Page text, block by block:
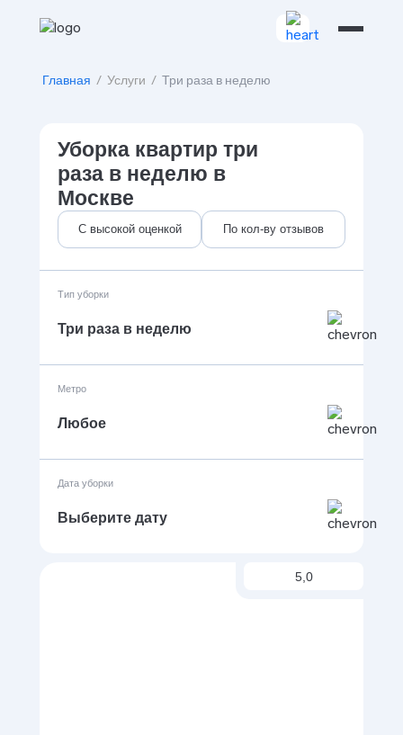
Главная / Услуги / Три раза в неделю
Уборка квартир три
раза в неделю в
Москве
С высокой оценкой По кол-ву отзывов
Тип уборки
Три раза в неделю
Метро
Любое
Дата уборки
Выберите дату
5,0